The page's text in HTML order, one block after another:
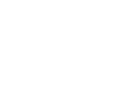
LISTA DE